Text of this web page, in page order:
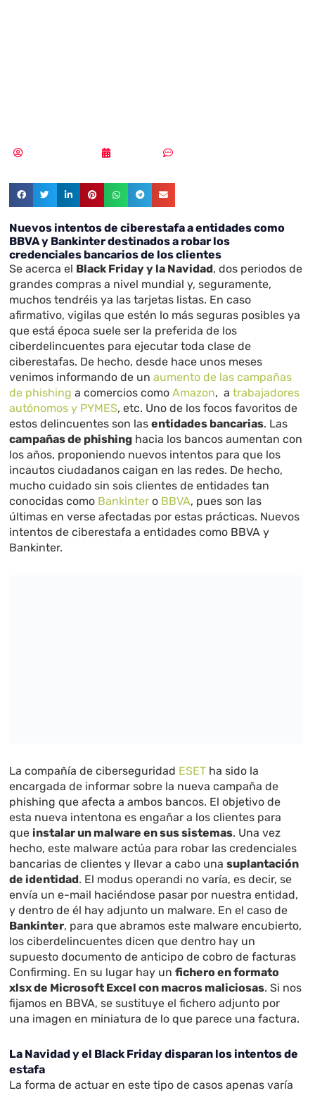
Nuevos intentos de ciberestafa a entidades como
BBVA y Bankinter destinados a robar los
credenciales bancarios de los clientes
Se acerca el Black Friday y la Navidad, dos periodos de
grandes compras a nivel mundial y, seguramente,
muchos tendréis ya las tarjetas listas. En caso
afirmativo, vigilas que estén lo más seguras posibles ya
que está época suele ser la preferida de los
ciberdelincuentes para ejecutar toda clase de
ciberestafas. De hecho, desde hace unos meses
venimos informando de unaumento de las campañas
de phishing a comercios comoAmazon, atrabajadores
autónomos y PYMES, etc. Uno de los focos favoritos de
estos delincuentes son lasentidades bancarias. Las
campañas de phishing hacia los bancos aumentan con
los años, proponiendo nuevos intentos para que los
incautos ciudadanos caigan en las redes. De hecho,
mucho cuidado sin sois clientes de entidades tan
conocidas como Bankinter o BBVA, pues son las
últimas en verse afectadas por estas prácticas. Nuevos
intentos de ciberestafa a entidades como BBVA y
Bankinter.
La compañía de ciberseguridad ESET ha sido la
encargada de informar sobre la nueva campaña de
phishing que afecta a ambos bancos. El objetivo de
esta nueva intentona es engañar a los clientes para
que instalar un malware en sus sistemas. Una vez
hecho, este malware actúa para robar las credenciales
bancarias de clientes y llevar a cabo unasuplantación
de identidad. El modus operandi no varía, es decir, se
envía un e-mail haciéndose pasar por nuestra entidad,
y dentro de él hay adjunto un malware. En el caso de
Bankinter, para que abramos este malware encubierto,
los ciberdelincuentes dicen que dentro hay un
supuesto documento de anticipo de cobro de facturas
Confirming. En su lugar hay unfichero en formato
xlsx de Microsoft Excel con macros maliciosas. Si nos
fijamos en BBVA, se sustituye el fichero adjunto por
una imagen en miniatura de lo que parece una factura.
La Navidad y el Black Friday disparan los intentos de
estafa
La forma de actuar en este tipo de casos apenas varía